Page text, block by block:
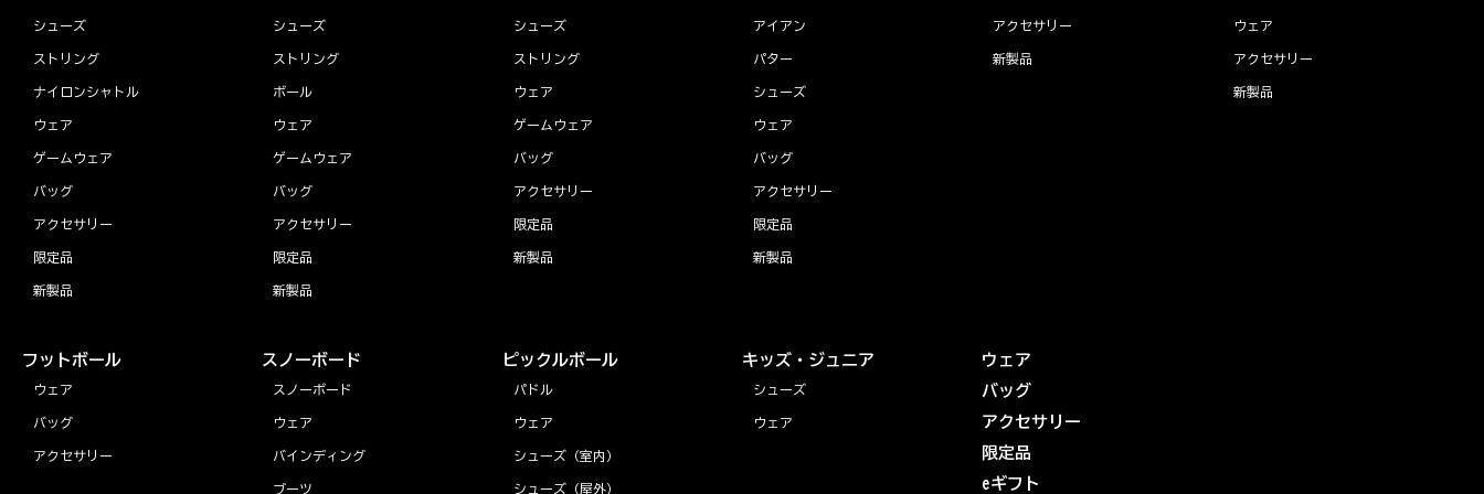
シューズ
ストリング
ナイロンシャトル
ウェア
ゲームウェア
バッグ
アクセサリー
限定品
新製品
シューズ
ストリング
ボール
ウェア
ゲームウェア
バッグ
アクセサリー
限定品
新製品
シューズ
ストリング
ウェア
ゲームウェア
バッグ
アクセサリー
限定品
新製品
アイアン
パター
シューズ
ウェア
バッグ
アクセサリー
限定品
新製品
アクセサリー
新製品
ウェア
アクセサリー
新製品
フットボール
ウェア
バッグ
アクセサリー
スノーボード
スノーボード
ウェア
バインディング
ブーツ
ピックルボール
パドル
ウェア
シューズ（室内）
シューズ（屋外）
キッズ・ジュニア
シューズ
ウェア
ウェア
バッグ
アクセサリー
限定品
eギフト